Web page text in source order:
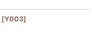
[Y003]